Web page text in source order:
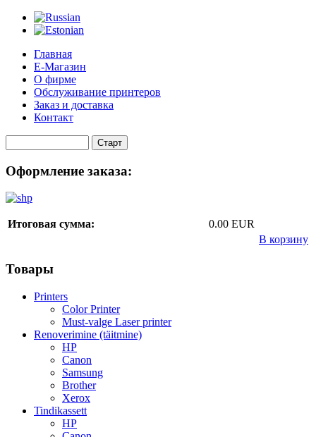
Главная
Е-Магазин
О фирме
Обслуживание принтеров
Заказ и доставка
Контакт
Оформление заказа:
Итоговая сумма:
0.00 EUR
В корзину
Товары
Printers
Color Printer
Must-valge Laser printer
Renoverimine (täitmine)
HP
Canon
Samsung
Brother
Xerox
Tindikassett
HP